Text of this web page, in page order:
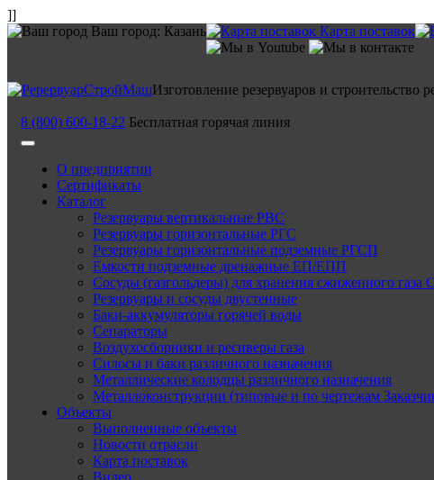
]]
Ваш город: Казань Карта поставок
Изготовление резервуаров и строительство
8 (800) 600-18-22 Бесплатная горячая линия
О предприятии
Сертификаты
Каталог
Резервуары вертикальные РВС
Резервуары горизонтальные РГС
Резервуары горизонтальные подземные РГСП
Емкости подземные дренажные ЕП/ЕПП
Сосуды (газгольдеры) для хранения сжиженного газа
Резервуары и сосуды двустенные
Баки-аккумуляторы горячей воды
Сепараторы
Воздухосборники и ресиверы газа
Силосы и баки различного назначения
Металлические колодцы различного назначения
Металлоконструкции (типовые и по чертежам
Объекты
Выполненные объекты
Новости отрасли
Карта поставок
Видео